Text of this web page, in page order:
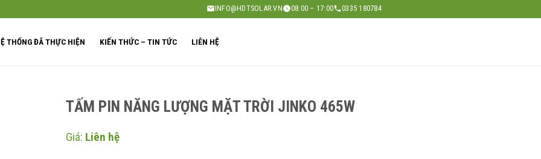
INFO@HDTSOLAR.VN 08:00 – 17:00 0335 180784
THỐNG ĐÃ THỰC HIỆN KIẾN THỨC – TIN TỨC LIÊN HỆ
TẤM PIN NĂNG LƯỢNG MẶT TRỜI JINKO 465W
Giá: Liên hệ